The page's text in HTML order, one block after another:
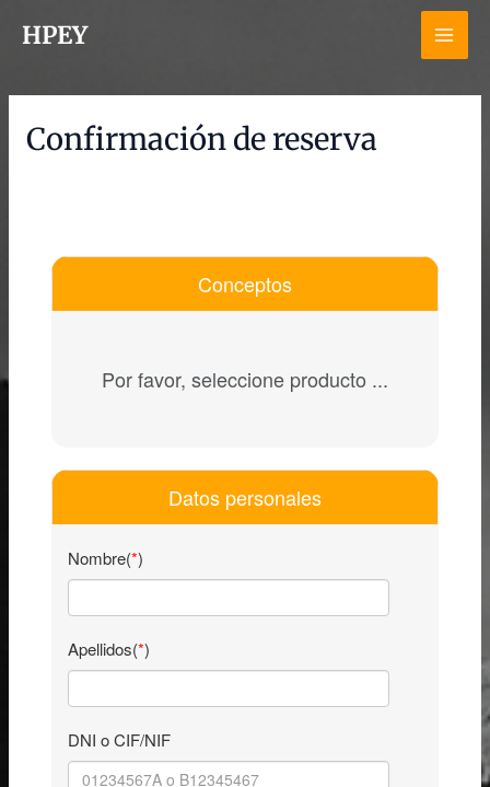
HPEY
Confirmación de reserva
Conceptos
Por favor, seleccione producto ...
Datos personales
Nombre(*)
Apellidos(*)
DNI o CIF/NIF